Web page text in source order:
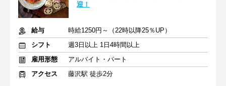
迎！
給与
時給1250円～（22時以降25％UP）
シフト
週3日以上 1日4時間以上
雇用形態
アルバイト・パート
アクセス
藤沢駅 徒歩2分